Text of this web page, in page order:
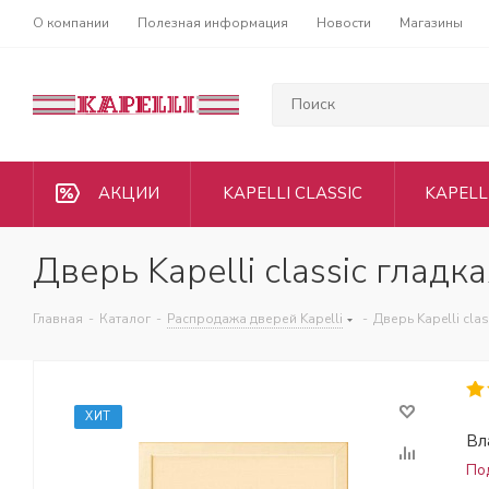
О компании Полезная информация Новости Магазины
АКЦИИ KAPELLI CLASSIC
Дверь Kapelli classic
Главная - Каталог - Распродажа дверей Kapelli - Дверь Kapelli
ХИТ